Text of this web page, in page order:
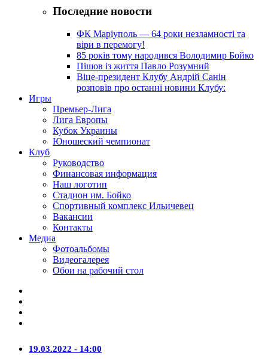
Последние новости
ФК Маріуполь — 64 роки незламності та
віри в перемогу!
85 років тому народився Володимир Бойко
Пішов із життя Павло Розумний
Віце-президент Клубу Андрій Санін
розповів про останні новини Клубу:
Игры
Премьер-Лига
Лига Европы
Кубок Украины
Юношеский чемпионат
Клуб
Руководство
Финансовая информация
Наш логотип
Стадион им. Бойко
Спортивный комплекс Ильичевец
Вакансии
Контакты
Медиа
Фотоальбомы
Видеогалерея
Обои на рабочий стол
19.03.2022 - 14:00